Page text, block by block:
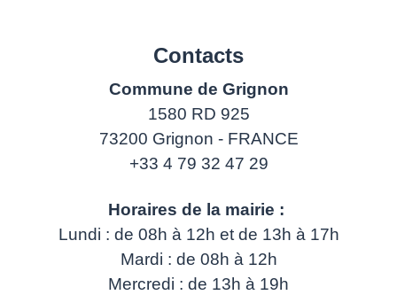
Contacts
Commune de Grignon
1580 RD 925
73200 Grignon - FRANCE
+33 4 79 32 47 29
Horaires de la mairie :
Lundi : de 08h à 12h et de 13h à 17h
Mardi : de 08h à 12h
Mercredi : de 13h à 19h